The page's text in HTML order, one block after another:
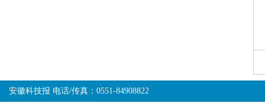
安徽科技报 电话/传真：0551-84908822